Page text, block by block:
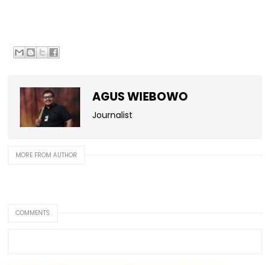
AGUS WIEBOWO
Journalist
MORE FROM AUTHOR
COMMENTS